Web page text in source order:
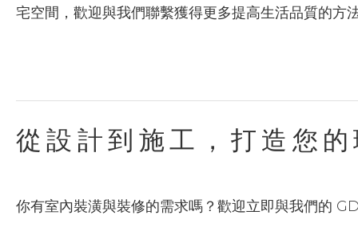
宅空間，歡迎與我們聯繫獲得更多提高生活品質的方
從設計到施工，打造您
你有室內裝潢與裝修的需求嗎？歡迎立即與我們的